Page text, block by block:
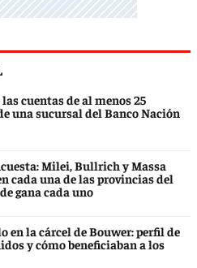
cuentas de al menos 25
una sucursal del Banco Nación
Milei, Bullrich y Massa
cada una de las provincias del
gana cada uno
en la cárcel de Bouwer: perfil de
y cómo beneficiaban a los